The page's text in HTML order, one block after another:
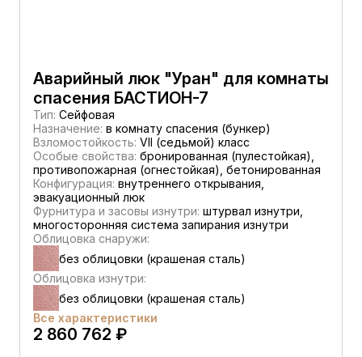
Аварийный люк "Уран" для комнаты
спасения БАСТИОН-7
Тип: Сейфовая
Назначение: в комнату спасения (бункер)
Взломостойкость: VII (седьмой) класс
Особые свойства: бронированная (пулестойкая),
противопожарная (огнестойкая), бетонированная
Конфигурация: внутреннего открывания,
эвакуационный люк
Фурнитура и засовы изнутри: штурвал изнутри,
многосторонняя система запирания изнутри
Облицовка снаружи:
без облицовки (крашеная сталь)
Облицовка изнутри:
без облицовки (крашеная сталь)
Все характеристики
2 860 762 ₽